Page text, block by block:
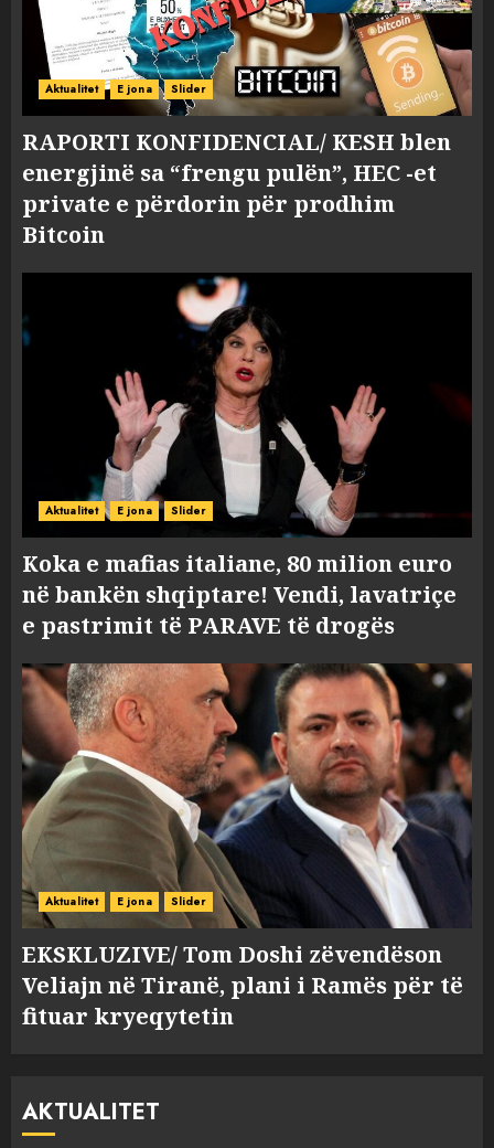
Aktualitet E jona Slider
RAPORTI KONFIDENCIAL/ KESH blen
energjinë sa “frengu pulën”, HEC -et
private e përdorin për prodhim
Bitcoin
Aktualitet E jona Slider
Koka e mafias italiane, 80 milion euro
në bankën shqiptare! Vendi, lavatriçe
e pastrimit të PARAVE të drogës
Aktualitet E jona Slider
EKSKLUZIVE/ Tom Doshi zëvendëson
Veliajn në Tiranë, plani i Ramës për të
fituar kryeqytetin
AKTUALITET